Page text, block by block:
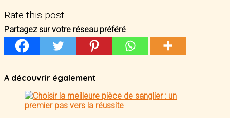
Rate this post
Partagez sur votre réseau préféré
A découvrir également